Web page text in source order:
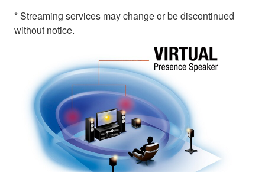
* Streaming services may change or be discontinued
without notice.